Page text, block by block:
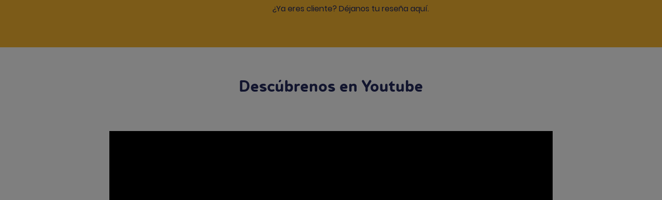
¿Ya eres cliente? Déjanos tu reseña aquí.
Descúbrenos en Youtube